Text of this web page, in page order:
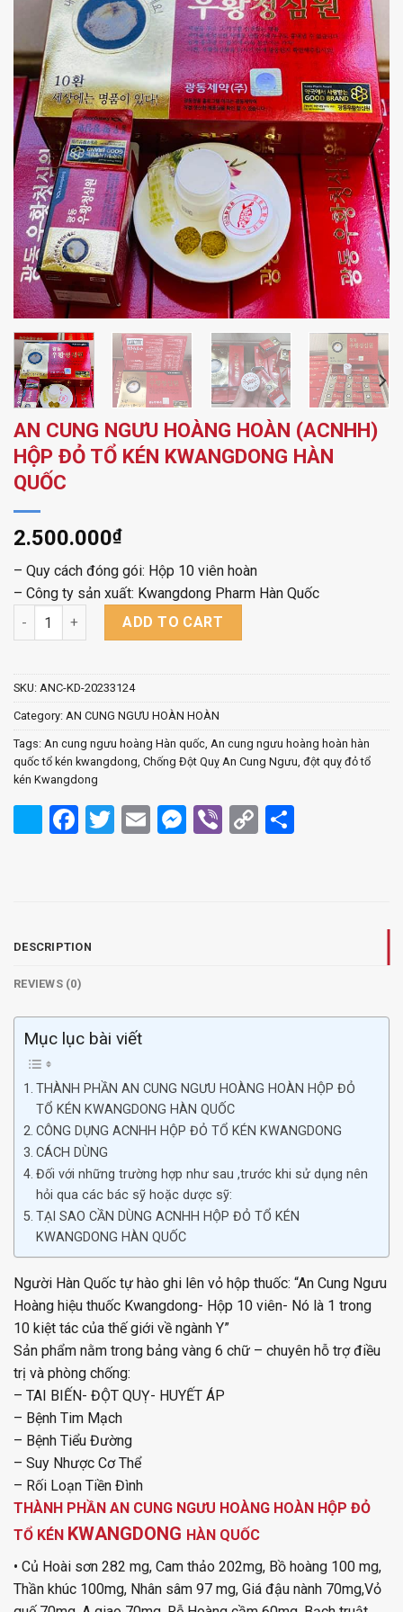
AN CUNG NGƯU HOÀNG HOÀN (ACNHH)
HỘP ĐỎ TỔ KÉN KWANGDONG HÀN
QUỐC
2.500.000₫
– Quy cách đóng gói: Hộp 10 viên hoàn
– Công ty sản xuất: Kwangdong Pharm Hàn Quốc
AN CUNG NGƯU HOÀNG HOÀN (ACNHH) HỘP ĐỎ TỔ KÉN
ADD TO CART
SKU: ANC-KD-20233124
Category: AN CUNG NGƯU HOÀN HOÀN
Tags: An cung ngưu hoàng Hàn quốc, An cung ngưu hoàng hoàn hàn
quốc tổ kén kwangdong, Chống Đột Quỵ An Cung Ngưu, đột quỵ đỏ tổ
kén Kwangdong
Facebook
Twitter
EmailMessenger
ViberCopy
DESCRIPTION
REVIEWS (0)
Mục lục bài viết
THÀNH PHẦN AN CUNG NGƯU HOÀNG HOÀN HỘP ĐỎ
TỔ KÉN KWANGDONG HÀN QUỐC
CÔNG DỤNG ACNHH HỘP ĐỎ TỔ KÉN KWANGDONG
CÁCH DÙNG
Đối với những trường hợp như sau ,trước khi sử dụng nên
hỏi qua các bác sỹ hoặc dược sỹ:
TẠI SAO CẦN DÙNG ACNHH HỘP ĐỎ TỔ KÉN
KWANGDONG HÀN QUỐC
Người Hàn Quốc tự hào ghi lên vỏ hộp thuốc: “An Cung Ngưu
Hoàng hiệu thuốc Kwangdong- Hộp 10 viên- Nó là 1 trong
10 kiệt tác của thế giới về ngành Y”
Sản phẩm nằm trong bảng vàng 6 chữ – chuyên hỗ trợ điều
trị và phòng chống:
– TAI BIẾN- ĐỘT QUỴ- HUYẾT ÁP
– Bệnh Tim Mạch
– Bệnh Tiểu Đường
– Suy Nhược Cơ Thể
– Rối Loạn Tiền Đình
THÀNH PHẦN AN CUNG NGƯU HOÀNG HOÀN HỘP ĐỎ
TỔ KÉN KWANGDONG HÀN QUỐC
• Củ Hoài sơn 282 mg, Cam thảo 202mg, Bồ hoàng 100 mg,
Thần khúc 100mg, Nhân sâm 97 mg, Giá đậu nành 70mg,Vỏ